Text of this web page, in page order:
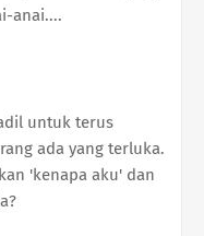
anai....
untuk terus
ada yang terluka.
'kenapa aku' dan